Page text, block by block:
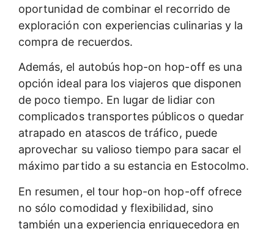
oportunidad de combinar el recorrido de
exploración con experiencias culinarias y la
compra de recuerdos.
Además, el autobús hop-on hop-off es una
opción ideal para los viajeros que disponen
de poco tiempo. En lugar de lidiar con
complicados transportes públicos o quedar
atrapado en atascos de tráfico, puede
aprovechar su valioso tiempo para sacar el
máximo partido a su estancia en Estocolmo.
En resumen, el tour hop-on hop-off ofrece
no sólo comodidad y flexibilidad, sino
también una experiencia enriquecedora en